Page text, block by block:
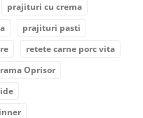
prajituri cu crema
prajituri pasti
retete carne porc vita
Oprisor